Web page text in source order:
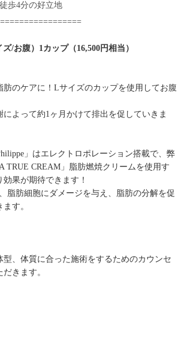
歩4分の好立地
/お腹）1カップ（16,500円相当）
肪のケアに！Lサイズのカップを使用してお腹
によって約1ヶ月かけて排出を促していきま
」はエレクトロポレーション搭載で、弊
TRUE CREAM」脂肪燃焼クリームを使用す
果が期待できます！
脂肪細胞にダメージを与え、脂肪の分解を促
す。
型、体質に合った施術をするためのカウンセ
きます。